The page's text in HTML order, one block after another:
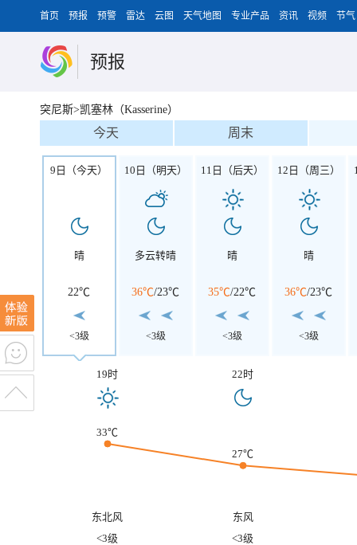
首页 预报 预警 雷达 云图 天气地图 专业产品 资讯 视频 节气
预报
突尼斯>凯塞林（Kasserine）
今天 周末
9日（今天）
晴
22℃
<3级
10日（明天）
多云转晴
36℃/23℃
<3级
11日（后天）
晴
35℃/22℃
<3级
12日（周三）
晴
36℃/23℃
<3级
19时 22时
33℃
27℃
东北风
东风
<3级
<3级